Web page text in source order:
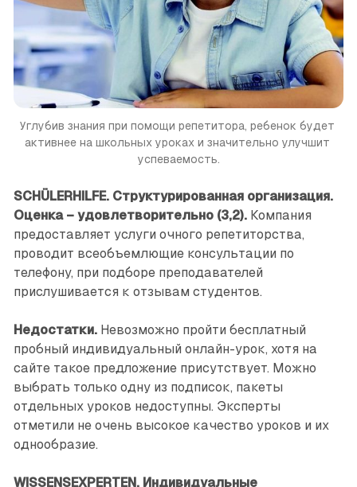
Углубив знания при помощи репетитора, ребенок будет
активнее на школьных уроках и значительно улучшит
успеваемость.
SCHÜLERHILFE. Структурированная организация.
Оценка – удовлетворительно (3,2). Компания
предоставляет услуги очного репетиторства,
проводит всеобъемлющие консультации по
телефону, при подборе преподавателей
прислушивается к отзывам студентов.
Недостатки.Невозможно пройти бесплатный
пробный индивидуальный онлайн-урок, хотя на
сайте такое предложение присутствует. Можно
выбрать только одну из подписок, пакеты
отдельных уроков недоступны. Эксперты
отметили не очень высокое качество уроков и их
однообразие.
WISSENSEXPERTEN. Индивидуальные